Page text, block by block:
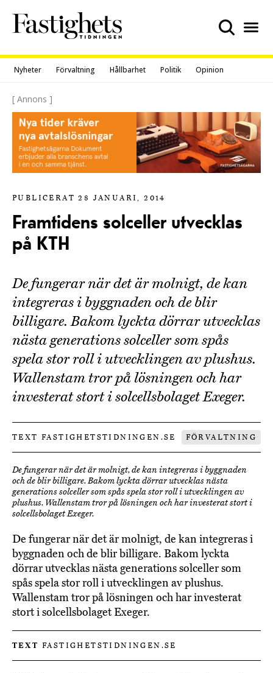
content
Nyheter Förvaltning Hållbarhet Politik Opinion
[ Annons ]
PUBLICERAT 28 JANUARI, 2014
Framtidens solceller utvecklas
på KTH
De fungerar när det är molnigt, de kan
integreras i byggnaden och de blir
billigare. Bakom lyckta dörrar utvecklas
nästa generations solceller som spås
spela stor roll i utvecklingen av plushus.
Wallenstam tror på lösningen och har
investerat stort i solcellsbolaget Exeger.
TEXT FASTIGHETSTIDNINGEN.SE FÖRVALTNING
De fungerar när det är molnigt, de kan integreras i byggnaden
och de blir billigare. Bakom lyckta dörrar utvecklas nästa
generations solceller som spås spela stor roll i utvecklingen av
plushus. Wallenstam tror på lösningen och har investerat stort i
solcellsbolaget Exeger.
De fungerar när det är molnigt, de kan integreras i
byggnaden och de blir billigare. Bakom lyckta
dörrar utvecklas nästa generations solceller som
spås spela stor roll i utvecklingen av plushus.
Wallenstam tror på lösningen och har investerat
stort i solcellsbolaget Exeger.
TEXT FASTIGHETSTIDNINGEN.SE